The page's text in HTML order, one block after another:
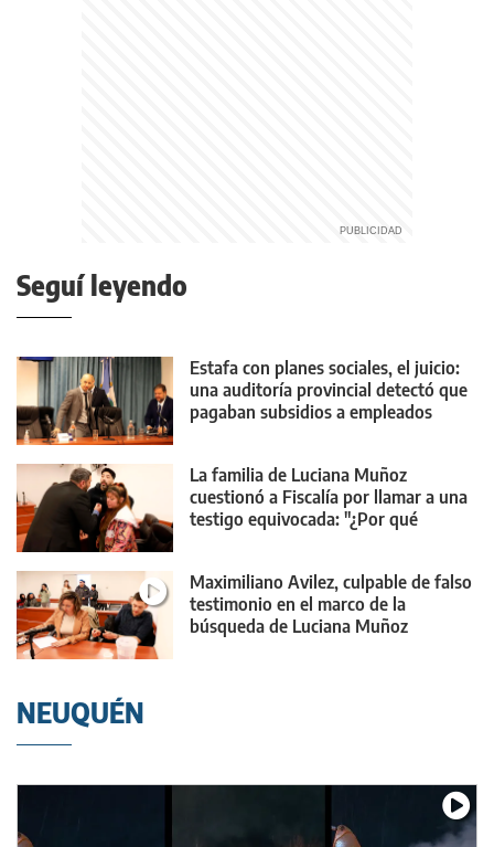
Seguí leyendo
Estafa con planes sociales, el juicio:
una auditoría provincial detectó que
pagaban subsidios a empleados
La familia de Luciana Muñoz
cuestionó a Fiscalía por llamar a una
testigo equivocada: "¿Por qué
Maximiliano Avilez, culpable de falso
testimonio en el marco de la
búsqueda de Luciana Muñoz
NEUQUÉN